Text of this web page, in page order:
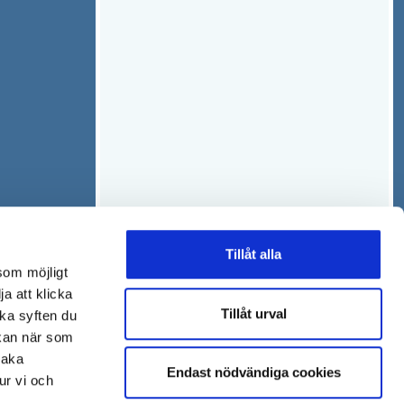
möjligt
att klicka
syften du
när som
vi och
Tillåt alla
Tillåt urval
Endast nödvändiga cookies